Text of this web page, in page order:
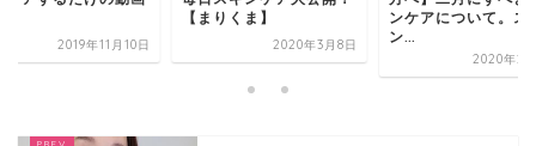
2019年11月10日
【まりくま】
2020年3月8日
ンケアについて。ス
ン...
2020年2